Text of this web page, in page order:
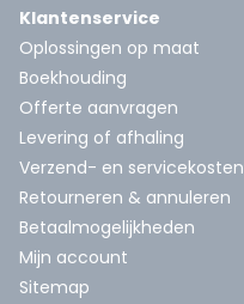
Klantenservice
Oplossingen op maat
Boekhouding
Offerte aanvragen
Levering of afhaling
Verzend- en servicekosten
Retourneren & annuleren
Betaalmogelijkheden
Mijn account
Sitemap